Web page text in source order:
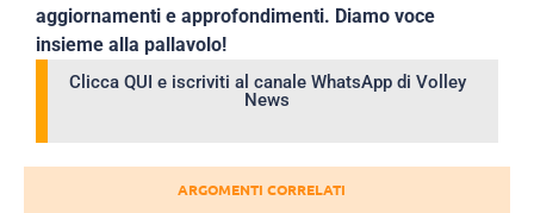
aggiornamenti e approfondimenti. Diamo voce
insieme alla pallavolo!
Clicca QUI e iscriviti al canale WhatsApp di Volley
News
ARGOMENTI CORRELATI